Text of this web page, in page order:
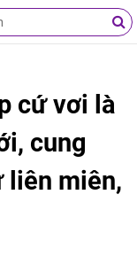
cứ vơi là
cung
liên miên,